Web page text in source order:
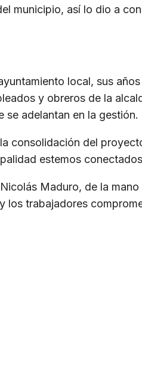
municipio, así lo dio a
local, sus
y obreros de la
adelantan en la gestión.
consolidación del
estemos
Maduro, de la
los trabajadores